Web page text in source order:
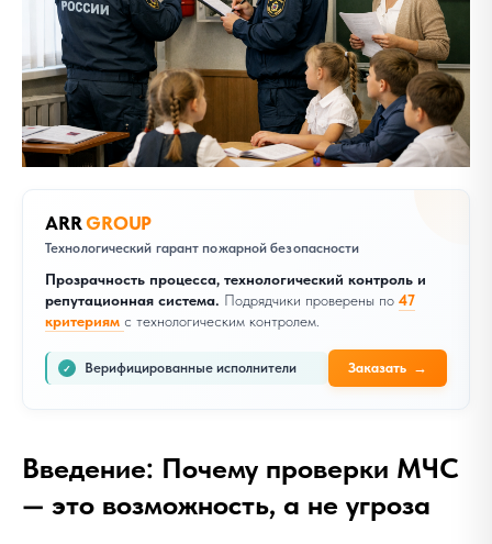
ARRGROUP
Технологический гарант пожарной безопасности
Прозрачность процесса, технологический контроль и
репутационная система. Подрядчики проверены по 47
критериям с технологическим контролем.
✓ Верифицированные исполнители Заказать →
Введение: Почему проверки МЧС
— это возможность, а не угроза